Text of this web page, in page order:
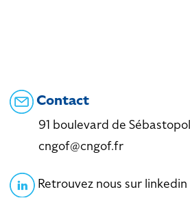
Contact
91 boulevard de
cngof@cngof.fr
Retrouvez nous sur linkedin